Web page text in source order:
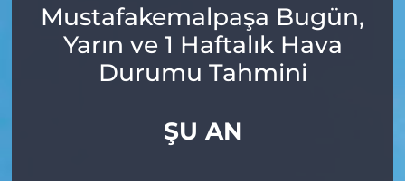
Mustafakemalpaşa Bugün,
Yarın ve 1 Haftalık Hava
Durumu Tahmini
ŞU AN
Manşet
SAĞLIK
Tüm Manşetler
Son Dakika Haberleri